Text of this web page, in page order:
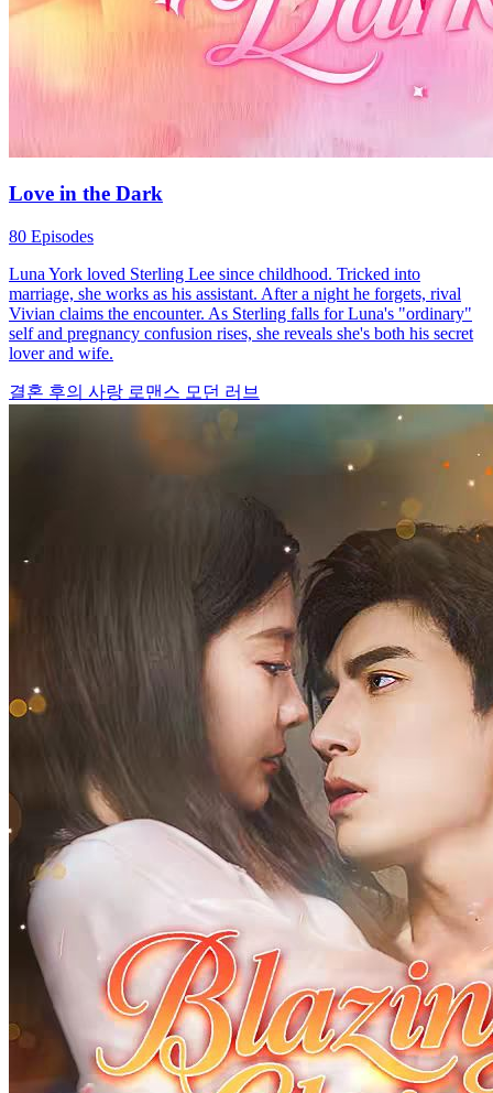
Love in the Dark
80 Episodes
Luna York loved Sterling Lee since childhood. Tricked into
marriage, she works as his assistant. After a night he forgets, rival
Vivian claims the encounter. As Sterling falls for Luna's "ordinary"
self and pregnancy confusion rises, she reveals she's both his secret
lover and wife.
결혼 후의 사랑 로맨스 모던 러브